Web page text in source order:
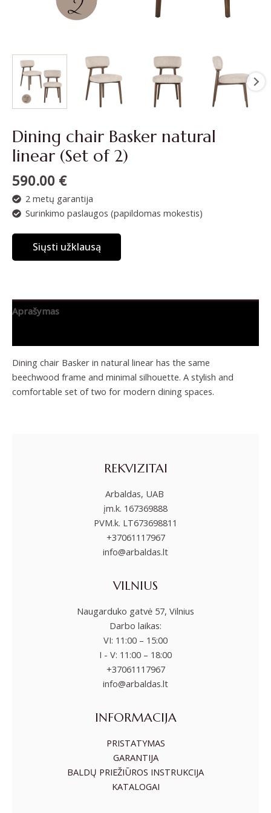
Dining chair Basker natural
linear (Set of 2)
590.00 €
2 metų garantija
Surinkimo paslaugos (papildomas mokestis)
Siųsti užklausą
Aprašymas
Dining chair Basker in natural linear has the same
beechwood frame and minimal silhouette. A stylish and
comfortable set of two for modern dining spaces.
REKVIZITAI
Arbaldas, UAB
įm.k. 167369888
PVM.k. LT673698811
+37061117967
info@arbaldas.lt
VILNIUS
Naugarduko gatvė 57, Vilnius
Darbo laikas:
VI: 11:00 – 15:00
I - V: 11:00 – 18:00
+37061117967
info@arbaldas.lt
INFORMACIJA
PRISTATYMAS
GARANTIJA
BALDŲ PRIEŽIŪROS INSTRUKCIJA
KATALOGAI